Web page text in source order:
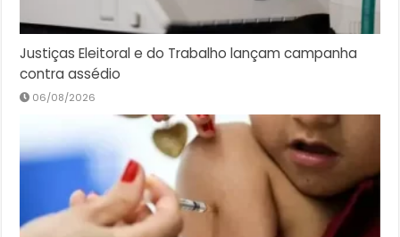
Justiças Eleitoral e do Trabalho lançam campanha
contra assédio
06/08/2026